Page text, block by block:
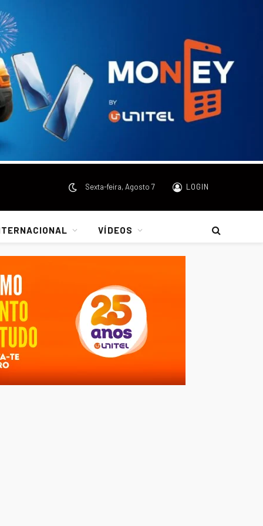
Sexta-feira, Agosto 7 LOGIN
VÍDEOS